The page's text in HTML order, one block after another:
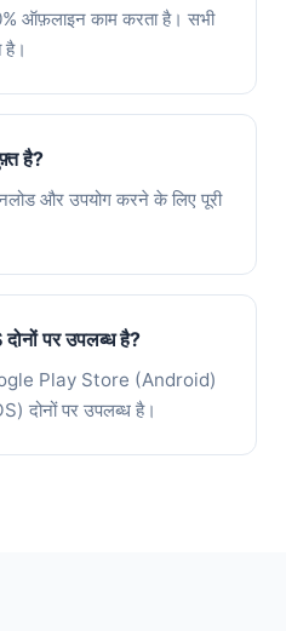
ऑफ़लाइन काम करता है। सभी
है।
है?
और उपयोग करने के लिए पूरी
पर उपलब्ध है?
Play Store (Android)
दोनों पर उपलब्ध है।